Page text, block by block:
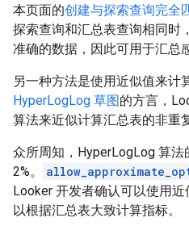
本页面的创建与探索查询完全
探索查询和汇总表查询相同时
准确的数据，因此可用于汇总
另一种方法是使用近似值来计
HyperLogLog 草图 的方言，
算法来近似计算汇总表的非重
众所周知，HyperLogLog 算法
2%。
Looker 开发者确认可以使用
以根据汇总表大致计算指标。